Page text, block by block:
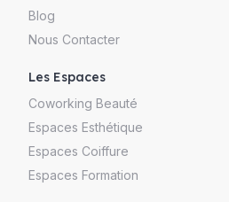
Blog
Nous Contacter
Les Espaces
Coworking Beauté
Espaces Esthétique
Espaces Coiffure
Espaces Formation